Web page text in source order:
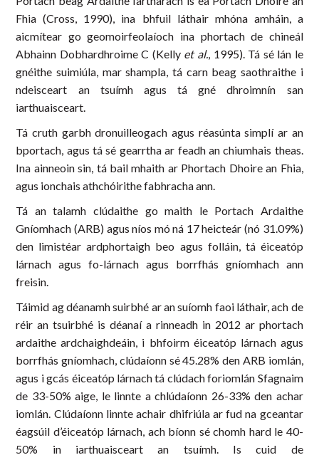
Fhia (Cross, 1990), ina bhfuil láthair mhóna amháin, a
aicmítear go geomoirfeolaíoch ina phortach de chineál
Abhainn Dobhardhroime C (Kelly et al., 1995). Tá sé lán le
gnéithe suimiúla, mar shampla, tá carn beag saothraithe i
ndeisceart an tsuímh agus tá gné dhroimnín san
iarthuaisceart.
Tá cruth garbh dronuilleogach agus réasúnta simplí ar an
bportach, agus tá sé gearrtha ar feadh an chiumhais theas.
Ina ainneoin sin, tá bail mhaith ar Phortach Dhoire an Fhia,
agus ionchais athchóirithe fabhracha ann.
Tá an talamh clúdaithe go maith le Portach Ardaithe
Gníomhach (ARB) agus níos mó ná 17 heicteár (nó 31.09%)
den limistéar ardphortaigh beo agus folláin, tá éiceatóp
lárnach agus fo-lárnach agus borrfhás gníomhach ann
freisin.
Táimid ag déanamh suirbhé ar an suíomh faoi láthair, ach de
réir an tsuirbhé is déanaí a rinneadh in 2012 ar phortach
ardaithe ardchaighdeáin, i bhfoirm éiceatóp lárnach agus
borrfhás gníomhach, clúdaíonn sé 45.28% den ARB iomlán,
agus i gcás éiceatóp lárnach tá clúdach foriomlán Sfagnaim
de 33-50% aige, le linnte a chlúdaíonn 26-33% den achar
iomlán. Clúdaíonn linnte achair dhifriúla ar fud na gceantar
éagsúil d’éiceatóp lárnach, ach bíonn sé chomh hard le 40-
50% in iarthuaisceart an tsuímh. Is cuid de